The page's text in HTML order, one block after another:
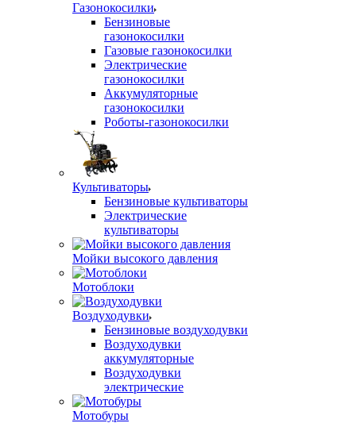
Газонокосилки
Бензиновые
газонокосилки
Газовые газонокосилки
Электрические
газонокосилки
Аккумуляторные
газонокосилки
Роботы-газонокосилки
Культиваторы
Бензиновые культиваторы
Электрические
культиваторы
Мойки высокого давления
Мотоблоки
Воздуходувки
Бензиновые воздуходувки
Воздуходувки
аккумуляторные
Воздуходувки
электрические
Мотобуры